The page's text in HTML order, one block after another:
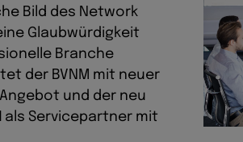
Bild des Network
Glaubwürdigkeit
Branche
der BVNM mit neuer
und der neu
als Servicepartner mit